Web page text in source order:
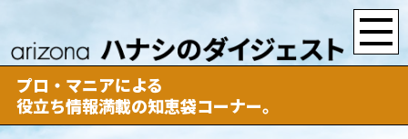
プロ・マニアによる
役立ち情報満載の知恵袋コーナー。